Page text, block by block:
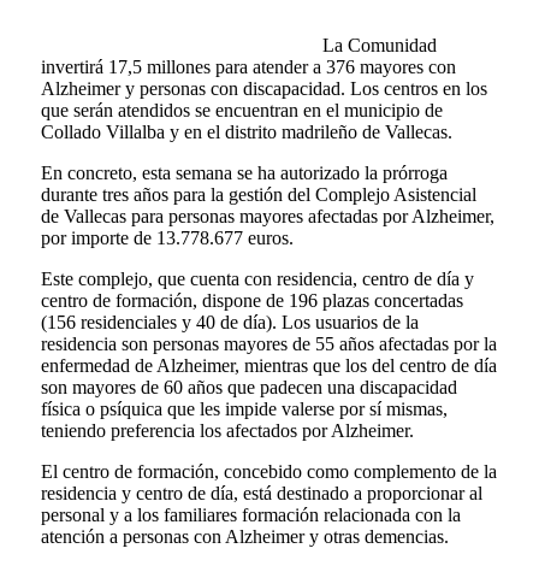
La Comunidad
invertirá 17,5 millones para atender a 376 mayores con
Alzheimer y personas con discapacidad. Los centros en los
que serán atendidos se encuentran en el municipio de
Collado Villalba y en el distrito madrileño de Vallecas.
En concreto, esta semana se ha autorizado la prórroga
durante tres años para la gestión del Complejo Asistencial
de Vallecas para personas mayores afectadas por Alzheimer,
por importe de 13.778.677 euros.
Este complejo, que cuenta con residencia, centro de día y
centro de formación, dispone de 196 plazas concertadas
(156 residenciales y 40 de día). Los usuarios de la
residencia son personas mayores de 55 años afectadas por la
enfermedad de Alzheimer, mientras que los del centro de día
son mayores de 60 años que padecen una discapacidad
física o psíquica que les impide valerse por sí mismas,
teniendo preferencia los afectados por Alzheimer.
El centro de formación, concebido como complemento de la
residencia y centro de día, está destinado a proporcionar al
personal y a los familiares formación relacionada con la
atención a personas con Alzheimer y otras demencias.